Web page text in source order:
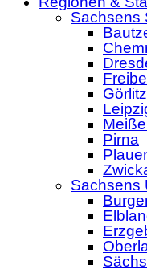
Sachsens
Görlitz
Pirna
Sachsens